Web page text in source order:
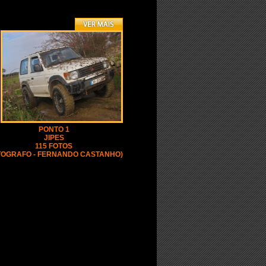
PONTO 1
JIPES
115 FOTOS
- FERNANDO CASTANHO)